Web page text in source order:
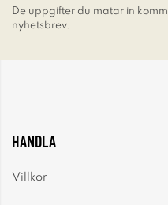
De uppgifter du matar in
nyhetsbrev.
HANDLA
Villkor